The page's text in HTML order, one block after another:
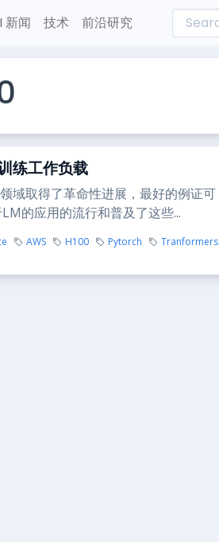
新闻 技术 前沿研究
练工作负载
域取得了革命性进展，最好的例证可
的应用的流行和普及了这些...
AWS H100 Pytorch Tranformers